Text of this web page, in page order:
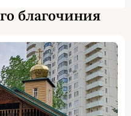
благочиния